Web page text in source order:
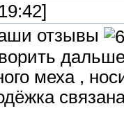
отзывы
меха ,